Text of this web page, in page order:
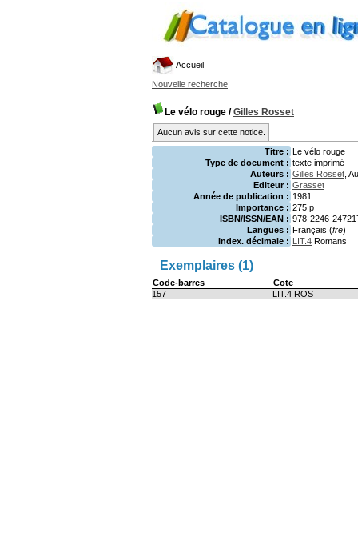
Accueil
Nouvelle recherche
Le vélo rouge /Gilles Rosset
Aucun avis sur cette notice.
Titre : Le vélo rouge
Type de document : texte imprimé
Auteurs : Gilles Rosset ,
Editeur : Grasset
Année de publication : 1981
Importance : 275 p
ISBN/ISSN/EAN : 978-2246-
Langues : Français (fre)
Index. décimale : LIT.4 Romans
Exemplaires (1)
Code-barres
Cote
157
LIT.4 ROS